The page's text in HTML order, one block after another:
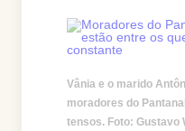
Vânia e o marido
moradores do
tensos. Foto: Gustavo